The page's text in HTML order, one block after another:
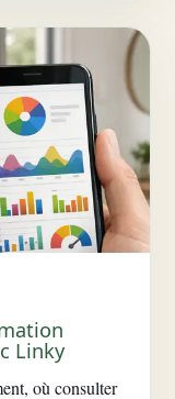
Linky
où consulter